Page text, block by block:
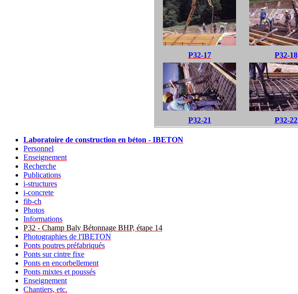
P32-17 P32-18
P32-21 P32-22
Laboratoire de construction en béton - IBETON
Personnel
Enseignement
Recherche
Publications
i-structures
i-concrete
fib-ch
Photos
Informations
P32 - Champ Baly Bétonnage BHP, étape 14
Photographies de l'IBETON
Ponts poutres préfabriqués
Ponts sur cintre fixe
Ponts en encorbellement
Ponts mixtes et poussés
Enseignement
Chantiers, etc.